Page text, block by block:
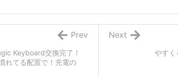
やす
Next
Keyboard交換完了！
れてる配置で！充電の
Prev